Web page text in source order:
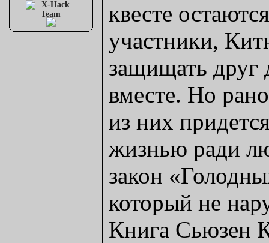
квесте
участники,
защищать друг
вместе. Но
из них
жизнью ради
закон
который не
Книга Сьюзен